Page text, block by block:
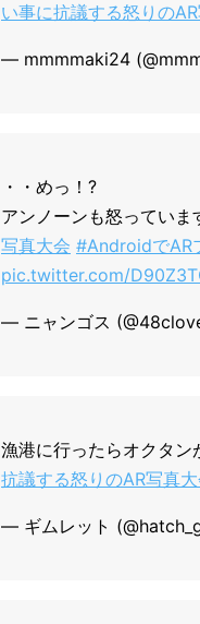
い事に抗議する怒りの
— mmmmaki24
・・めっ！?
アンノーンも怒っていま
写真大会 #AndroidでAR
pic.twitter.com/
— ニャンゴス
漁港に行ったらオクタン
抗議する怒りのAR写真
— ギムレット